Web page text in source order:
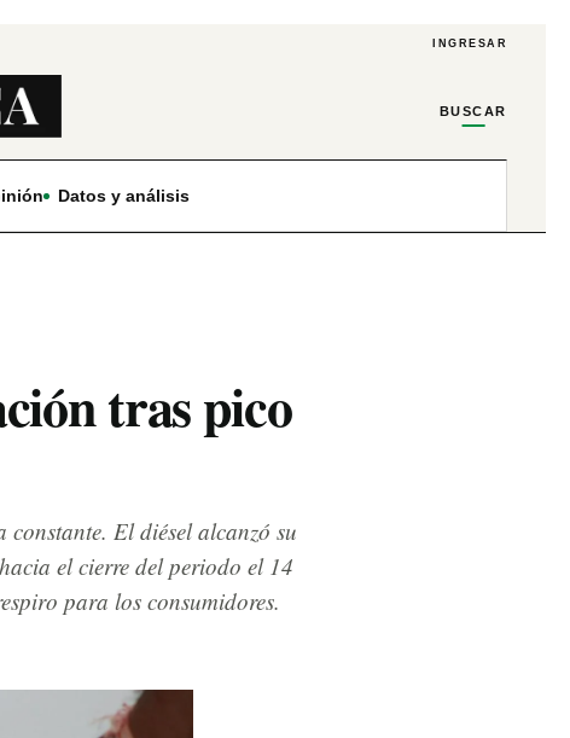
INGRESAR
BUSCAR
Datos y análisis
tras pico
El diésel alcanzó su
el cierre del periodo el 14
para los consumidores.